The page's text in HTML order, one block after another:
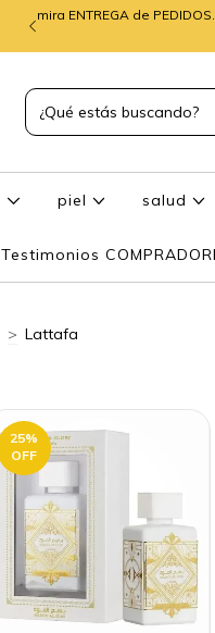
mira ENTREGA de
piel salud
Testimonios
> Lattafa
25%
OFF